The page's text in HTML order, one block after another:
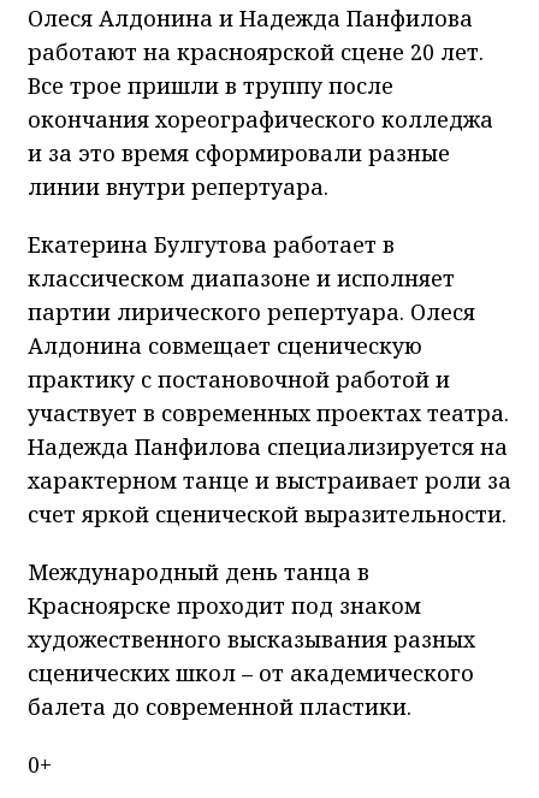
Олеся Алдонина и Надежда Панфилова
работают на красноярской сцене 20 лет.
Все трое пришли в труппу после
окончания хореографического колледжа
и за это время сформировали разные
линии внутри репертуара.
Екатерина Булгутова работает в
классическом диапазоне и исполняет
партии лирического репертуара. Олеся
Алдонина совмещает сценическую
практику с постановочной работой и
участвует в современных проектах театра.
Надежда Панфилова специализируется на
характерном танце и выстраивает роли за
счет яркой сценической выразительности.
Международный день танца в
Красноярске проходит под знаком
художественного высказывания разных
сценических школ – от академического
балета до современной пластики.
0+